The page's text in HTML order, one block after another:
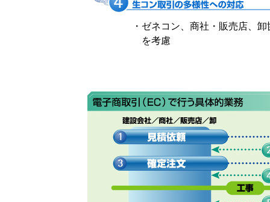
・ ゼネコン、商社・販売店、
を考慮